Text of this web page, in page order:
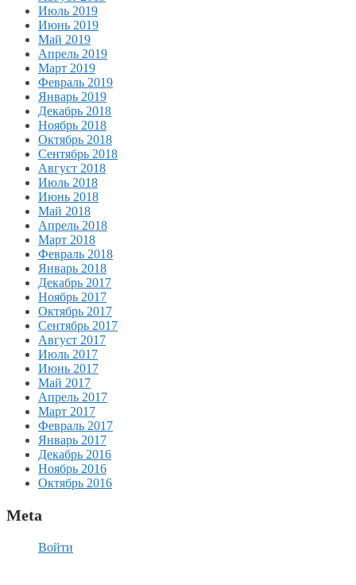
Июль 2019
Июнь 2019
Май 2019
Апрель 2019
Март 2019
Февраль 2019
Январь 2019
Декабрь 2018
Ноябрь 2018
Октябрь 2018
Сентябрь 2018
Август 2018
Июль 2018
Июнь 2018
Май 2018
Апрель 2018
Март 2018
Февраль 2018
Январь 2018
Декабрь 2017
Ноябрь 2017
Октябрь 2017
Сентябрь 2017
Август 2017
Июль 2017
Июнь 2017
Май 2017
Апрель 2017
Март 2017
Февраль 2017
Январь 2017
Декабрь 2016
Ноябрь 2016
Октябрь 2016
Meta
Войти